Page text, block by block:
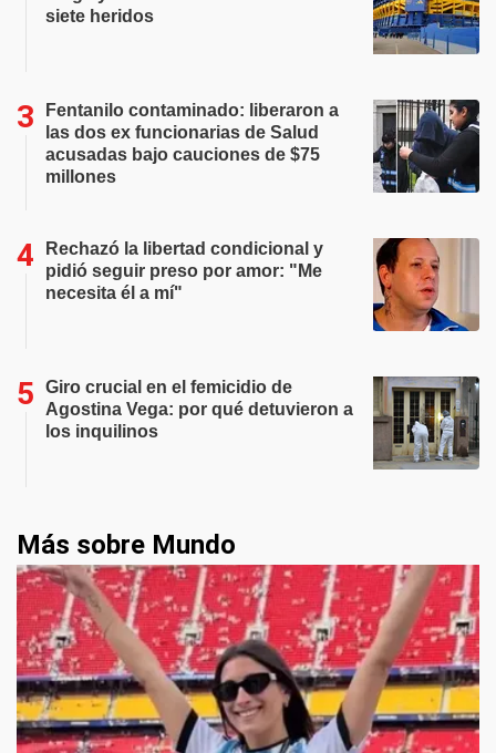
siete heridos
Fentanilo contaminado: liberaron a
las dos ex funcionarias de Salud
acusadas bajo cauciones de $75
millones
Rechazó la libertad condicional y
pidió seguir preso por amor: "Me
necesita él a mí"
Giro crucial en el femicidio de
Agostina Vega: por qué detuvieron a
los inquilinos
Más sobre Mundo